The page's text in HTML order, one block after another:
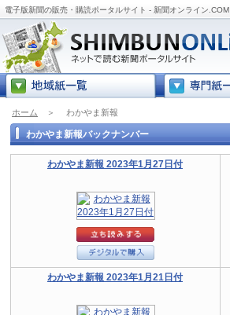
電子版新聞の販売・購読ポータルサイト - 新聞オンライン.COM
ホーム ＞ わかやま新報
わかやま新報バックナンバー
わかやま新報 2023年1月27日付
わかやま新報 2023年1月21日付